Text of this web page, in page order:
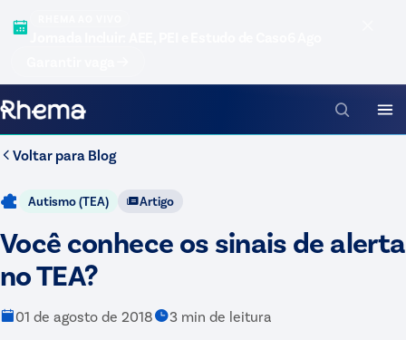
Voltar para Blog
Autismo (TEA) Artigo
Você conhece os sinais de alerta
no TEA?
01 de agosto de 2018 3 min de leitura